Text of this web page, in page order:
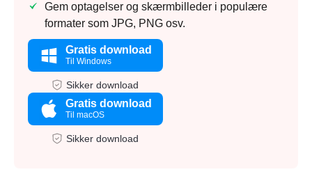
Gem optagelser og skærmbilleder i populære
formater som JPG, PNG osv.
Gratis download
Til Windows
Sikker download
Gratis download
Til macOS
Sikker download